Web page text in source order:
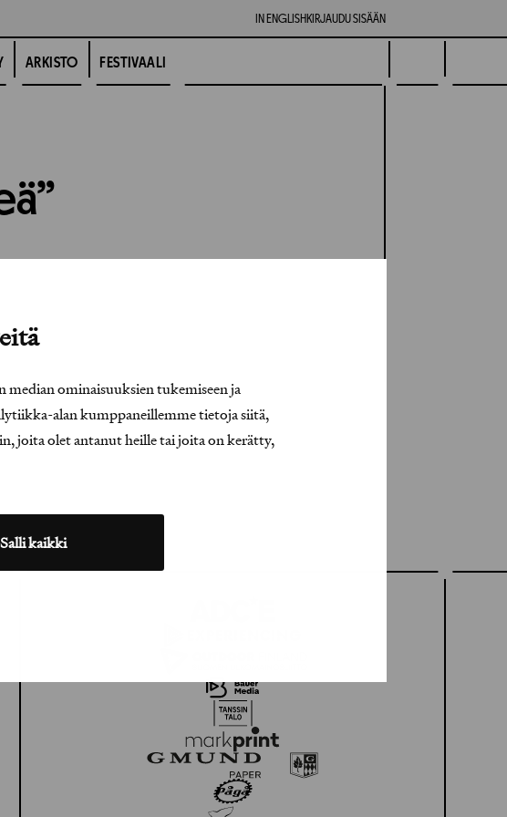
median ominaisuuksien tukemiseen ja
alan kumppaneillemme tietoja siitä,
joita olet antanut heille tai joita on kerätty,
Salli kaikki
IN ENGLISH KIRJAUDU SISÄÄN
ARKISTO FESTIVAALI